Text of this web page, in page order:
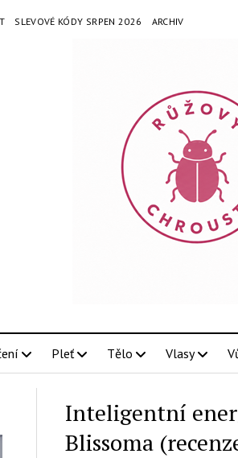
SLEVOVÉ KÓDY SRPEN 2026 ARCHIV
Pleť Tělo Vlasy
Inteligentní
Blissoma